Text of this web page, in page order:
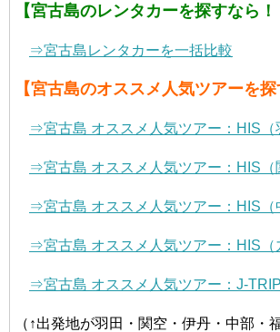
【宮古島のレンタカーを探すなら！
⇒宮古島レンタカーを一括比較
【宮古島のオススメ人気ツアーを探
⇒宮古島 オススメ人気ツアー：HIS（
⇒宮古島 オススメ人気ツアー：HIS（
⇒宮古島 オススメ人気ツアー：HIS（
⇒宮古島 オススメ人気ツアー：HIS（
⇒宮古島 オススメ人気ツアー：J-TRIP
（↑出発地が羽田・関空・伊丹・中部・